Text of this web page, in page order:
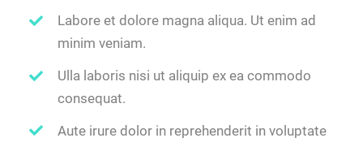
Labore et dolore magna aliqua. Ut enim ad
minim veniam.
Ulla laboris nisi ut aliquip ex ea commodo
consequat.
Aute irure dolor in reprehenderit in voluptate